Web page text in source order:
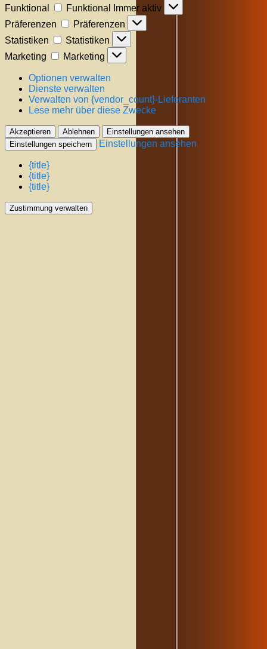
Funktional
Funktional
Immer aktiv
Präferenzen
Präferenzen
Statistiken
Statistiken
Marketing
Marketing
Optionen verwalten
Dienste verwalten
Verwalten von {vendor_count}-Lieferanten
Lese mehr über diese Zwecke
Akzeptieren Ablehnen
Einstellungen ansehen
Einstellungen speichern
Einstellungen ansehen
{title}
{title}
{title}
Zustimmung verwalten